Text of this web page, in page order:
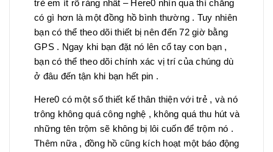
trẻ em ít rõ ràng nhất – Here0 nhìn qua thì chẳng
có gì hơn là một đồng hồ bình thường . Tuy nhiên
bạn có thể theo dõi thiết bị nên đến 72 giờ bằng
GPS . Ngay khi bạn đặt nó lên cổ tay con bạn ,
bạn có thể theo dõi chính xác vị trí của chúng dù
ở đâu đến tận khi bạn hết pin .
Here0 có một số thiết kế thân thiện với trẻ , và nó
trông không quá công nghệ , không quá thu hút và
những tên trộm sẽ không bị lôi cuốn để trộm nó .
Thêm nữa , đồng hồ cũng kích hoạt một báo động